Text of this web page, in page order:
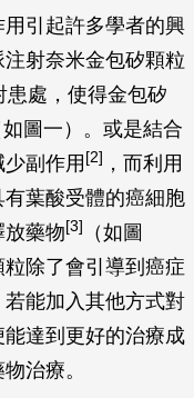
療法利用阻斷癌細
但容易造成身體其
引起許多學者的興
射奈米金包矽顆粒
患處，使得金包矽
圖一）。或是結合
副作用 [2] ，而利用
葉酸受體的癌細胞
藥物[3]（如圖
除了會引導到癌症